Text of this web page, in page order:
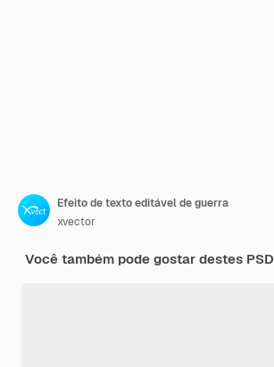
Efeito de texto editável de guerra
xvector
Você também pode gostar destes PSD